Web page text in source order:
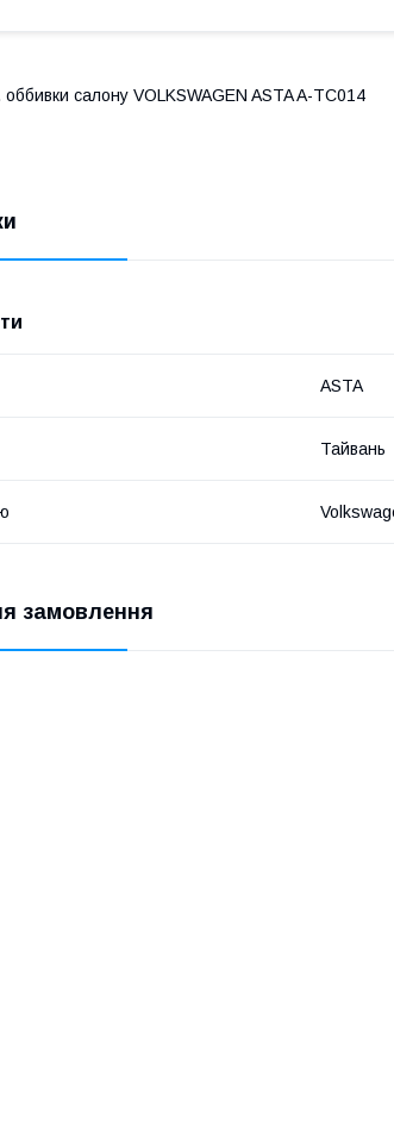
оббивки салону VOLKSWAGEN ASTA A-TC014
ASTA
Тайвань
замовлення